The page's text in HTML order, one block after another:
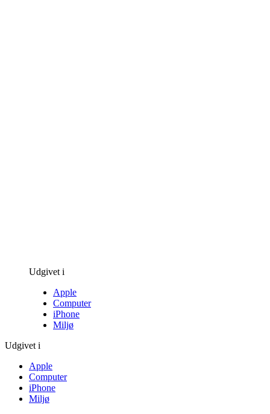
Udgivet i
Apple
Computer
iPhone
Miljø
Udgivet i
Apple
Computer
iPhone
Miljø